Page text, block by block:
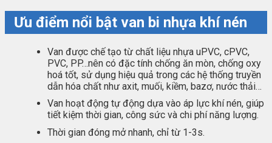
Ưu điểm nổi bật van bi nhựa khí nén
Van được chế tạo từ chất liệu nhựa uPVC, cPVC,
PVC, PP…nên có đặc tính chống ăn mòn, chống oxy
hoá tốt, sử dụng hiệu quả trong các hệ thống truyền
dẫn hóa chất như axit, muối, kiềm, bazơ, nước thải…
Van hoạt động tự động dựa vào áp lực khí nén, giúp
tiết kiệm thời gian, công sức và chi phí năng lượng.
Thời gian đóng mở nhanh, chỉ từ 1-3s.